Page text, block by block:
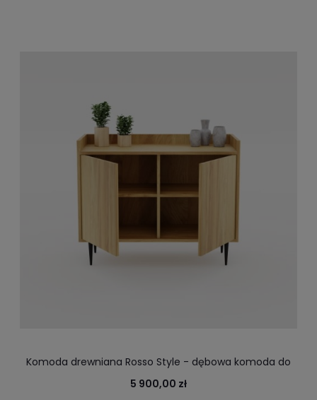
Komoda drewniana Rosso Style - dębowa komoda do
biura, salonu, na dokumenty i napoje
5 900,00 zł